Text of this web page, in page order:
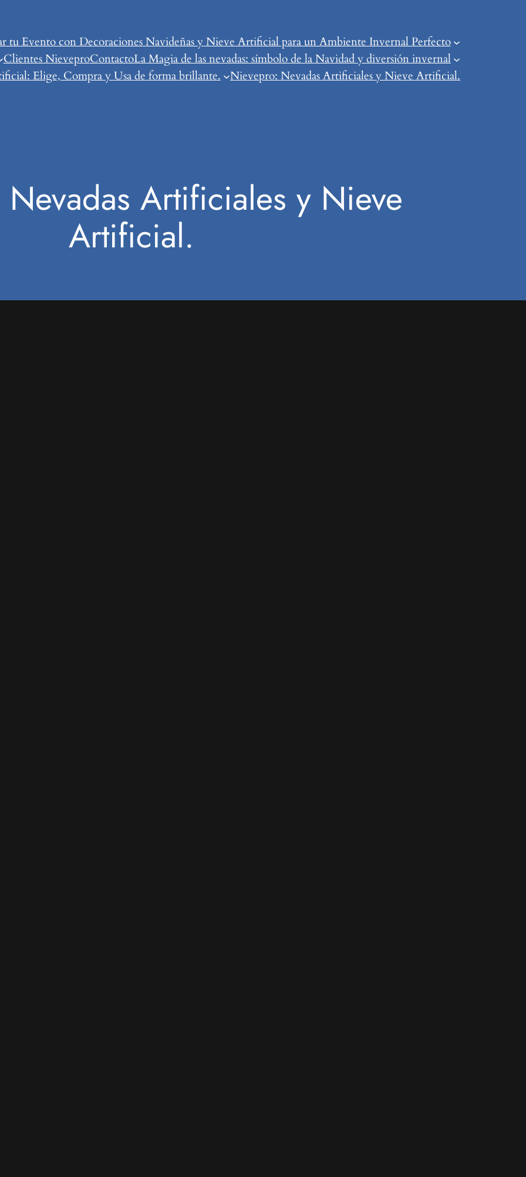
tu Evento con Decoraciones Navideñas y Nieve Artificial para un Ambiente Invernal Perfecto
Clientes NieveproContactoLa Magia de las nevadas: símbolo de la Navidad y diversión invernal
Elige, Compra y Usa de forma brillante.
Nievepro: Nevadas Artificiales y Nieve Artificial.
Artificiales y Nieve
Artificial.